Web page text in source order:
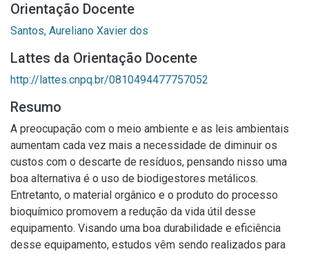
Orientação Docente
Santos, Aureliano Xavier dos
Lattes da Orientação Docente
http://lattes.cnpq.br/0810494477757052
Resumo
A preocupação com o meio ambiente e as leis ambientais
aumentam cada vez mais a necessidade de diminuir os
custos com o descarte de resíduos, pensando nisso uma
boa alternativa é o uso de biodigestores metálicos.
Entretanto, o material orgânico e o produto do processo
bioquímico promovem a redução da vida útil desse
equipamento. Visando uma boa durabilidade e eficiência
desse equipamento, estudos vêm sendo realizados para